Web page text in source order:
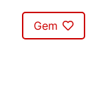
Gem